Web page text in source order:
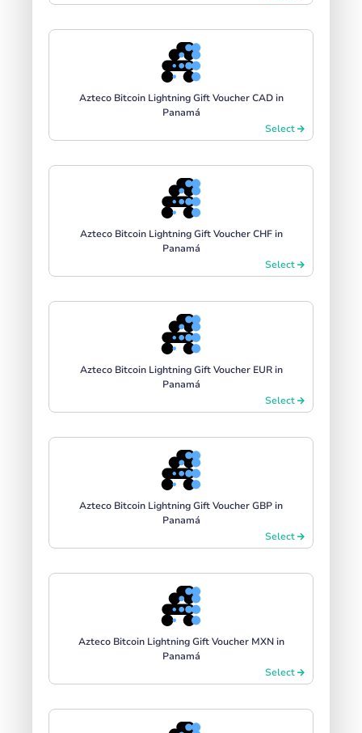
Azteco Bitcoin Lightning Gift Voucher CAD in
Panamá
Select
Azteco Bitcoin Lightning Gift Voucher CHF in
Panamá
Select
Azteco Bitcoin Lightning Gift Voucher EUR in
Panamá
Select
Azteco Bitcoin Lightning Gift Voucher GBP in
Panamá
Select
Azteco Bitcoin Lightning Gift Voucher MXN in
Panamá
Select